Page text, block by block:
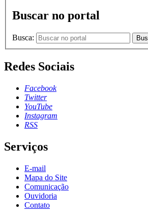
Buscar no portal
Busca:
Redes Sociais
Facebook
Twitter
YouTube
Instagram
RSS
Serviços
E-mail
Mapa do Site
Comunicação
Ouvidoria
Contato